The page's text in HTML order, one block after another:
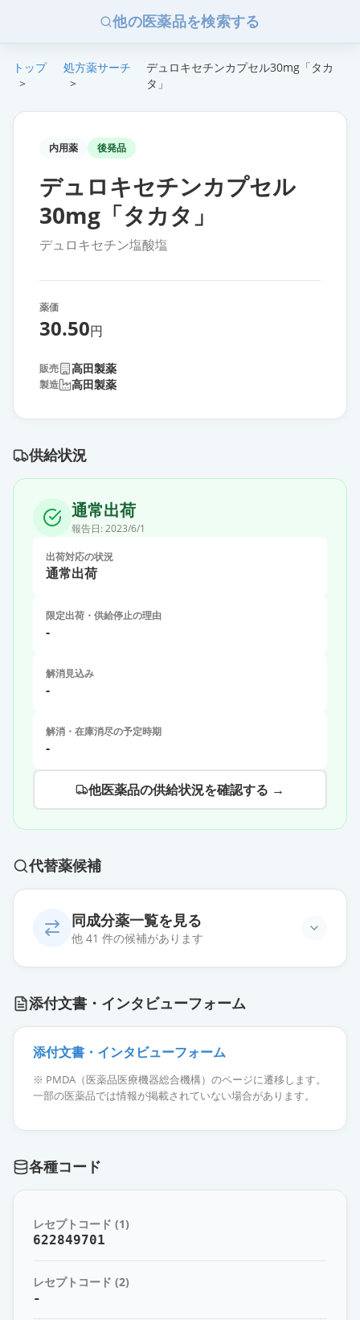
他の医薬品を検索する
トップ
>
処方薬サーチ
>
デュロキセチンカプセル30mg「タカ
タ」
内用薬 後発品
デュロキセチンカプセル
30mg「タカタ」
デュロキセチン塩酸塩
薬価
30.50円
販売 高田製薬
製造 高田製薬
供給状況
通常出荷
報告日: 2023/6/1
出荷対応の状況
通常出荷
限定出荷・供給停止の理由
-
解消見込み
-
解消・在庫消尽の予定時期
-
他医薬品の供給状況を確認する →
代替薬候補
同成分薬一覧を見る
他 41 件の候補があります
林」
薬価 24.20 円
治」
薬価 30.50 円
通常出荷
笠」
デュロキセチンカプセル
30mg「DSEP」
添付文書・インタビューフォーム
添付文書・インタビューフォーム
※ PMDA（医薬品医療機器総合機構）のページに遷移します。
一部の医薬品では情報が掲載されていない場合があります。
各種コード
レセプトコード (1)
622849701
レセプトコード (2)
-